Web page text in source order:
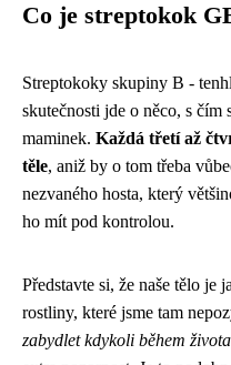
Co je streptokok
Streptokoky skupiny B -
skutečnosti jde o něco, s čím
maminek. Každá třetí až
těle, aniž by o tom třeba
nezvaného hosta, který
ho mít pod kontrolou.
Představte si, že naše tělo je
rostliny, které jsme tam
zabydlet kdykoli během života